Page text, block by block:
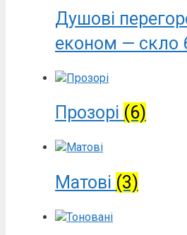
Душові
економ — скло
Прозорі (6)
Матові (3)